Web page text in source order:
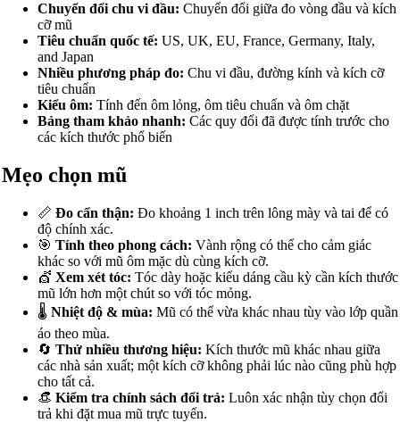
Chuyển đổi chu vi đầu: Chuyển đổi giữa đo vòng đầu và kích
cỡ mũ
Tiêu chuẩn quốc tế: US, UK, EU, France, Germany, Italy,
and Japan
Nhiều phương pháp đo: Chu vi đầu, đường kính và kích cỡ
tiêu chuẩn
Kiểu ôm: Tính đến ôm lỏng, ôm tiêu chuẩn và ôm chặt
Bảng tham khảo nhanh: Các quy đổi đã được tính trước cho
các kích thước phổ biến
Mẹo chọn mũ
📏 Đo cẩn thận: Đo khoảng 1 inch trên lông mày và tai để có
độ chính xác.
🎯 Tính theo phong cách: Vành rộng có thể cho cảm giác
khác so với mũ ôm mặc dù cùng kích cỡ.
💇 Xem xét tóc: Tóc dày hoặc kiểu dáng cầu kỳ cần kích thước
mũ lớn hơn một chút so với tóc mỏng.
🌡️ Nhiệt độ & mùa: Mũ có thể vừa khác nhau tùy vào lớp quần
áo theo mùa.
🔄 Thử nhiều thương hiệu: Kích thước mũ khác nhau giữa
các nhà sản xuất; một kích cỡ không phải lúc nào cũng phù hợp
cho tất cả.
👒 Kiểm tra chính sách đổi trả: Luôn xác nhận tùy chọn đổi
trả khi đặt mua mũ trực tuyến.